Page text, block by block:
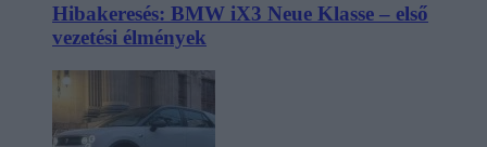
Hibakeresés: BMW iX3 Neue Klasse – első
vezetési élmények